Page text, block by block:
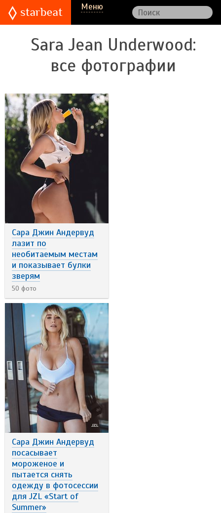
Меню
Sara Jean Underwood:
все фотографии
Сара Джин Андервуд
лазит по
необитаемым местам
и показывает булки
зверям
50 фото
Сара Джин Андервуд
посасывает
мороженое и
пытается снять
одежду в фотосессии
для JZL «Start of
Summer»